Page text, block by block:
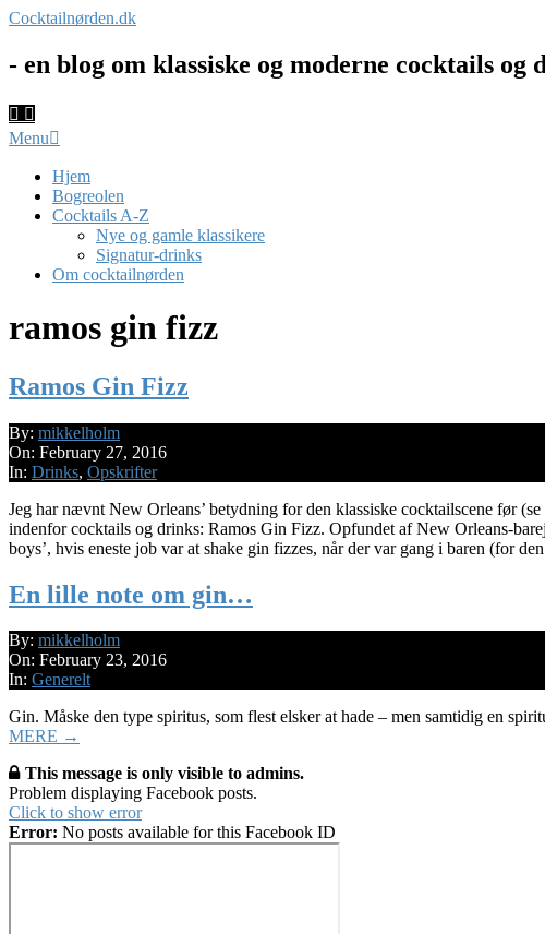
Skip
content
Cocktailnørden.dk
- en blog om klassiske og moderne cocktails og
Primary
Menu
Menu
Hjem
Bogreolen
Cocktails A-Z
Nye og gamle klassikere
Signatur-drinks
Om cocktailnørden
ramos gin fizz
Ramos Gin Fizz
2016-
02-
27
By: mikkelholm
On: February 27, 2016
In: Drinks, Opskrifter
Jeg har nævnt New Orleans’ betydning for den klassiske cocktailscene før
indenfor cocktails og drinks: Ramos Gin Fizz. Opfundet af New Orleans-
boys’, hvis eneste job var at shake gin fizzes, når der var gang i baren (for
En lille note om gin…
2016-
02-
23
By: mikkelholm
On: February 23, 2016
In: Generelt
Gin. Måske den type spiritus, som flest elsker at hade – men samtidig en
MERE →
This message is only visible to admins.
Problem displaying Facebook posts.
Click to show error
Error: No posts available for this Facebook ID